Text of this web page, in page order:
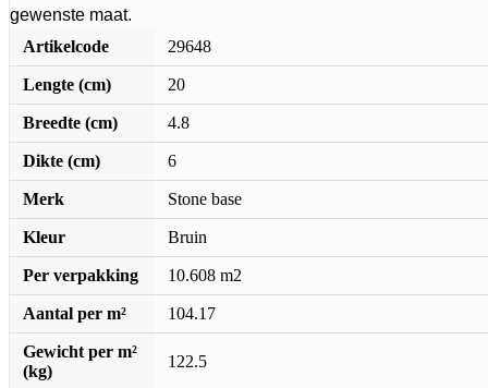
gewenste maat.
Artikelcode
29648
Lengte (cm) 20
Breedte (cm) 4.8
Dikte (cm) 6
Merk Stone base
Kleur Bruin
Per verpakking 10.608 m2
Aantal per m² 104.17
Gewicht per m²
(kg)
122.5